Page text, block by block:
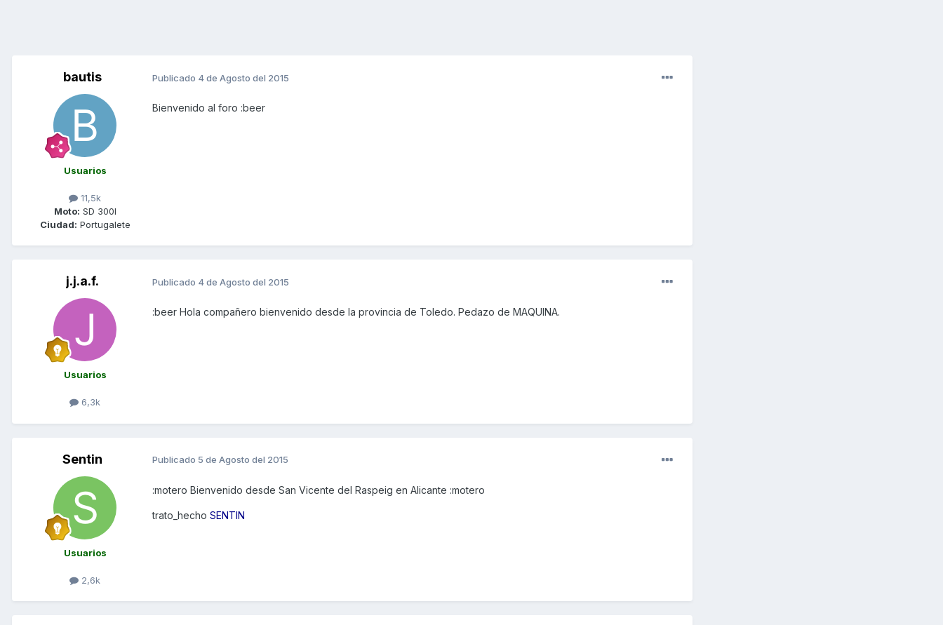
bautis
Usuarios
11,5k
Moto: SD 300I
Ciudad: Portugalete
Publicado 4 de Agosto del 2015
Bienvenido al foro :beer
j.j.a.f.
Usuarios
6,3k
Publicado 4 de Agosto del 2015
:beer Hola compañero bienvenido desde la provincia de Toledo. Pedazo de MAQUINA.
Sentin
Usuarios
2,6k
Publicado 5 de Agosto del 2015
:motero Bienvenido desde San Vicente del Raspeig en Alicante :motero
trato_hecho SENTIN